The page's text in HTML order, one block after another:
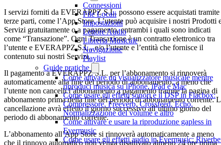
Connessioni
File Locali
Impostazioni
Lettore Audio
Libreria Musicale
Navigazione
Playlist
Guide pratiche
Come attivare un visualizzatore musicale mentre
riproduci musica su iPhone, iPad e Mac
Come usare gli effetti sonori e il DSP in Flacbox:
Compressore, Freeverb, Crossfeed, Echo,
Normalizzazione del volume e altro
Come attivare e usare la riproduzione gapless in
Evermusic
Come usare gli effetti audio in Evermusic:
I servizi forniti da EVERAPPZ S.L. possono essere acquistati tramite
terze parti, come l’App Store. L’utente può acquisire i nostri Prodotti
Servizi gratuitamente o a pagamento, entrambi i quali sono indicati
come “Transazione”. Ogni Transazione è un contratto elettronico tra
l’utente e EVERAPPZ S.L., e/o l’utente e l’entità che fornisce il
contenuto sui nostri Servizi.
Il pagamento a EVERAPPZ S.L. per l’abbonamento si rinnoverà
automaticamente alla fine del periodo di abbonamento, a meno che
l’utente non cancelli l’abbonamento a pagamento tramite la pagina di
abbonamento prima della fine del periodo di abbonamento corrente.
cancellazione avrà effetto il giorno successivo all’ultimo giorno del
periodo di abbonamento corrente.
L’abbonamento all’App Store si rinnoverà automaticamente a meno
che il rinnovo automatico non venga disattivato almeno 24 ore prima